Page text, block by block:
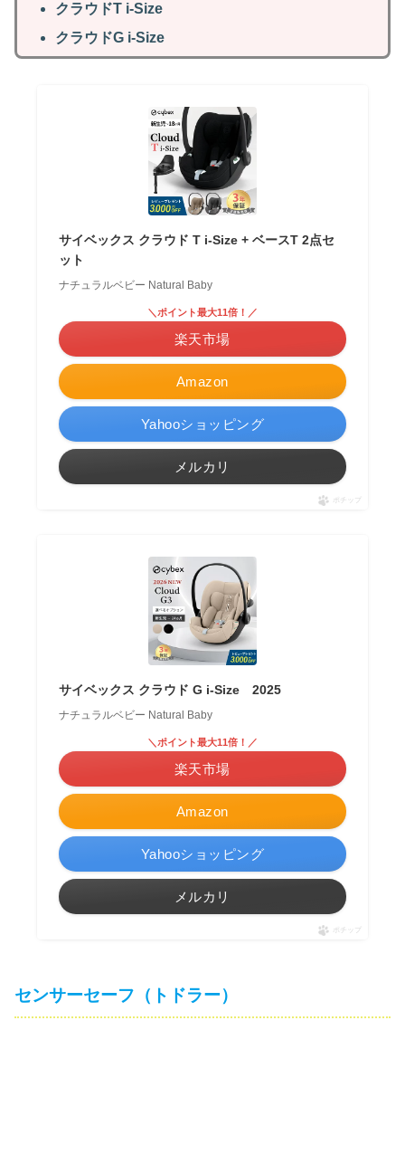
クラウドT i-Size
クラウドG i-Size
サイベックス クラウド T i-Size + ベースT 2点セ
ット
ナチュラルベビー Natural Baby
Amazon
＼ポイント最大11倍！／
楽天市場
Yahooショッピング
メルカリ
ポチップ
サイベックス クラウド G i-Size 2025
ナチュラルベビー Natural Baby
Amazon
＼ポイント最大11倍！／
楽天市場
Yahooショッピング
メルカリ
ポチップ
センサーセーフ（トドラー）